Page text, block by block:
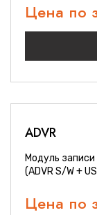
Цена по
ADVR
Модуль записи
(ADVR S/W +
Цена по